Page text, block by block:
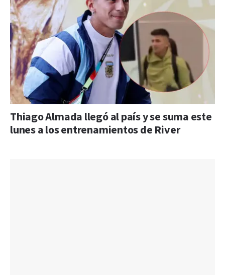
Thiago Almada llegó al país y se suma este
lunes a los entrenamientos de River